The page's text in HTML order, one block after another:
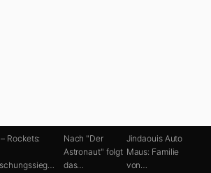
Rockets:
Nach "Der
Astronaut" folgt
das…
Jindaouis Auto
Maus: Familie
von…